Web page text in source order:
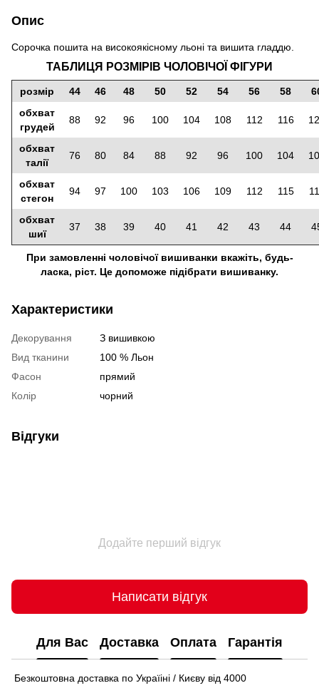
Опис
Сорочка пошита на високоякісному льоні та вишита гладдю.
ТАБЛИЦЯ РОЗМІРІВ ЧОЛОВІЧОЇ ФІГУРИ
розмір 44 46 48 50 52 54 56 58
обхват
грудей
88 92 96 100 104 108 112 116
обхват
талії
76 80 84 88 92 96 100 104
обхват
стегон
94 97 100 103 106 109 112 115
обхват
шиї
37 38 39 40 41 42 43 44
При замовленні чоловічої вишиванки вкажіть, будь-
ласка, ріст. Це допоможе підібрати вишиванку.
Характеристики
Декорування
З вишивкою
Вид тканини
100 % Льон
Фасон
прямий
Колір
чорний
Відгуки
Додайте перший відгук
Написати відгук
Для Вас Доставка Оплата Гарантія
Безкоштовна доставка по Україіні / Києву від 4000